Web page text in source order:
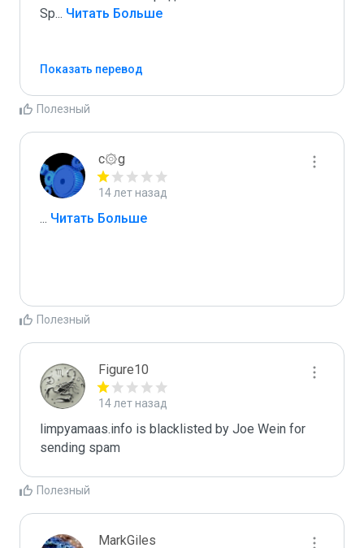
Sp... Читать Больше
Показать перевод
Полезный
c۞g
14 лет назад
... Читать Больше
Полезный
Figure10
14 лет назад
limpyamaas.info is blacklisted by Joe Wein for
sending spam
Полезный
MarkGiles